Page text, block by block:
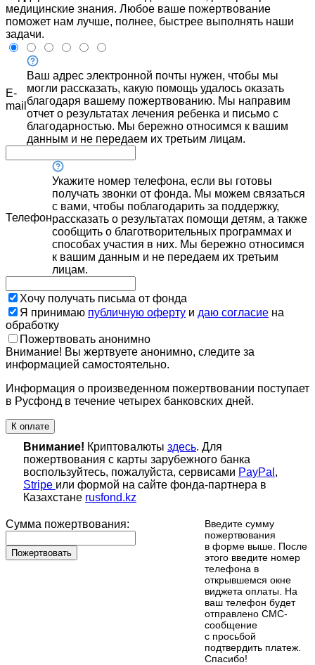
медицинские знания. Любое ваше пожертвование
поможет нам лучше, полнее, быстрее выполнять наши
задачи.
E-
mail
Ваш адрес электронной почты нужен, чтобы мы
могли рассказать, какую помощь удалось оказать
благодаря вашему пожертвованию. Мы направим
отчет о результатах лечения ребенка и письмо с
благодарностью. Мы бережно относимся к вашим
данным и не передаем их третьим лицам.
Телефон
Укажите номер телефона, если вы готовы
получать звонки от фонда. Мы можем связаться
с вами, чтобы поблагодарить за поддержку,
рассказать о результатах помощи детям, а также
сообщить о благотворительных программах и
способах участия в них. Мы бережно относимся
к вашим данным и не передаем их третьим
лицам.
Хочу получать письма от фонда
Я принимаю публичную оферту и даю согласие на
обработку
Пожертвовать анонимно
Внимание! Вы жертвуете анонимно, следите за
информацией самостоятельно.
Информация о произведенном пожертвовании поступает
в Русфонд в течение четырех банковских дней.
К оплате
Внимание! Криптовалюты здесь. Для
пожертвования с карты зарубежного банка
воспользуйтесь, пожалуйста, сервисами PayPal ,
Stripe или формой на сайте фонда-партнера в
Казахстане rusfond.kz
Сумма пожертвования:
Пожертвовать
Введите сумму
пожертвования
в форме выше. После
этого введите номер
телефона в
открывшемся окне
виджета оплаты. На
ваш телефон будет
отправлено СМС-
сообщение
с просьбой
подтвердить платеж.
Cпасибо!